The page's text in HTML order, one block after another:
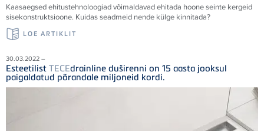
Kaasaegsed ehitustehnoloogiad võimaldavad ehitada hoone seinte kergeid
sisekonstruktsioone. Kuidas seadmeid nende külge kinnitada?
LOE ARTIKLIT
30.03.2022 –
Esteetilist TECEdrainline duširenni on 15 aasta jooksul
paigaldatud põrandale miljoneid kordi.